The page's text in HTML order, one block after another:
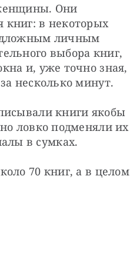
Они
в некоторых
личным
выбора книг,
и, уже точно зная,
несколько минут.
книги якобы
ловко подменяли их
в сумках.
70 книг, а в целом